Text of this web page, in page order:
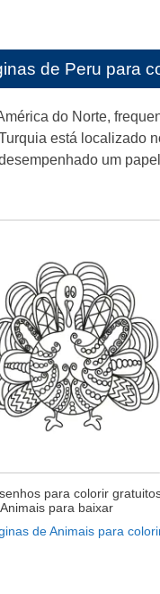
de Peru para
do Norte,
está localizado
um
para colorir
para baixar
de Animais para